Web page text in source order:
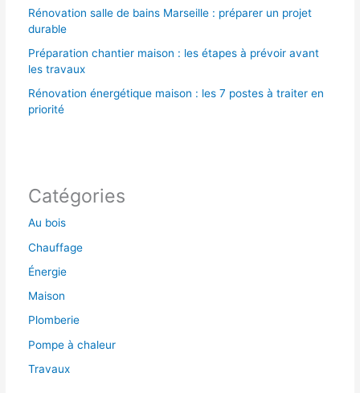
Rénovation salle de bains Marseille : préparer un projet
durable
Préparation chantier maison : les étapes à prévoir avant
les travaux
Rénovation énergétique maison : les 7 postes à traiter en
priorité
Catégories
Au bois
Chauffage
Énergie
Maison
Plomberie
Pompe à chaleur
Travaux